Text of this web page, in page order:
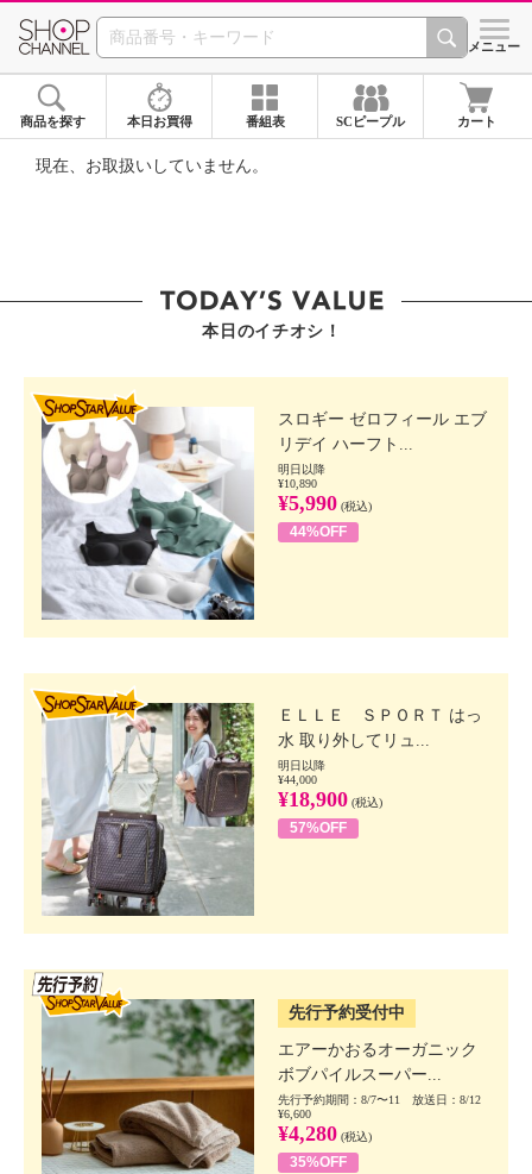
SHOP CHANNEL ショッ
メニュー
商品を探す 本日お買得 番組表 SCピープル カート
現在、お取扱いしていません。
本日のイチオシ！
スロギー ゼロフィール エブ
リデイ ハーフト...
明日以降
¥10,890
¥5,990 (税込)
44%OFF
ＥＬＬＥ ＳＰＯＲＴ はっ
水 取り外してリュ...
明日以降
¥44,000
¥18,900 (税込)
57%OFF
先行予約受付中
エアーかおるオーガニック
ボブパイルスーパー...
先行予約期間：8/7〜11 放送日：8/12
¥6,600
¥4,280 (税込)
35%OFF